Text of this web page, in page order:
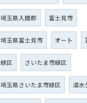
埼玉県入間郡 富士見市
埼玉県富士見市 オート
緑区 さいたま市緑区
埼玉県さいたま市緑区 湯水